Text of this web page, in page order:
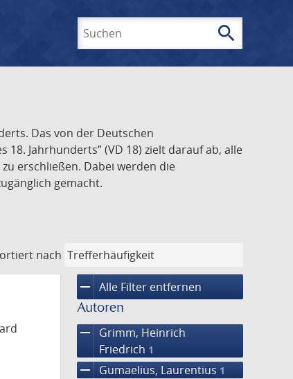
search
Das von der Deutschen
Jahrhunderts” (VD 18) zielt darauf ab, alle
erschließen. Dabei werden die
gemacht.
nach
remove Alle Filter entfernen
Autoren
remove
Grimm, Heinrich
Friedrich 1
remove Gumaelius, Laurentius 1